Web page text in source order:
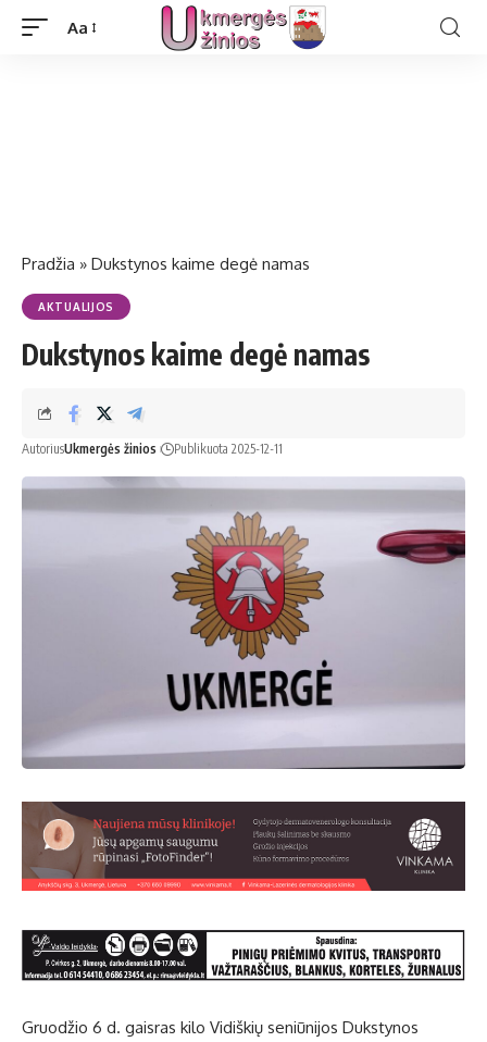
Aa
Pradžia » Dukstynos kaime degė namas
AKTUALIJOS
Dukstynos kaime degė namas
AutoriusUkmergės žinios Publikuota 2025-12-11
Gruodžio 6 d. gaisras kilo Vidiškių seniūnijos Dukstynos